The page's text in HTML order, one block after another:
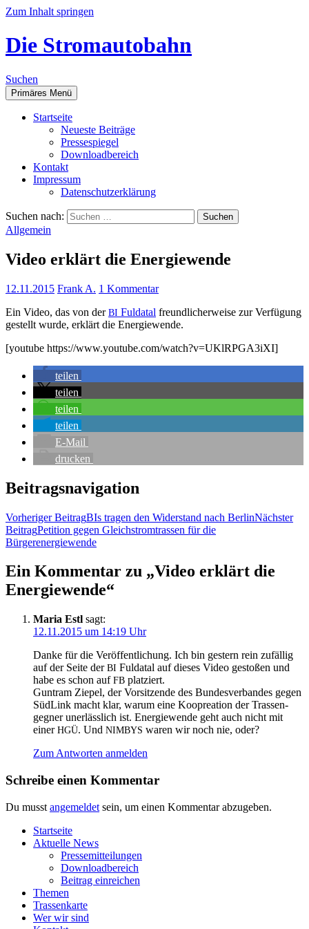
Zum Inhalt springen
Die Stromautobahn
Suchen
Primäres Menü
Start­sei­te
Neu­es­te Beiträge
Pres­se­spie­gel
Down­load­be­reich
Kon­takt
Impres­sum
Daten­schutz­er­klä­rung
Suchen nach:
Allgemein
Video erklärt die Energiewende
12.11.2015 Frank A. 1 Kommentar
Ein Video, das von derBI Ful­da­tal freund­li­cher­wei­se zur Ver­fü­gung
gestellt wur­de, erklärt die Energiewende.
[you­tube https://www.youtube.com/watch?v=UKlRPGA3iXI]
tei­len
tei­len
tei­len
tei­len
E‑Mail
dru­cken
Beitragsnavigation
Vorheriger BeitragBIs tra­gen den Wider­stand nach BerlinNächster
BeitragPeti­ti­on gegen Gleich­strom­tras­sen für die
Bürgerenergiewende
Ein Kommentar zu „Video erklärt die
Energiewende“
Maria Estl sagt:
12.11.2015 um 14:19 Uhr
Dan­ke für die Ver­öf­fent­li­chung. Ich bin ges­tern rein zufäl­lig
auf der Sei­te derBI Ful­da­tal auf die­ses Video gesto­ßen und
habe es schon aufFB platziert.
Gun­tram Zie­pel, der Vor­sit­zen­de des Bun­des­ver­ban­des gegen
Süd­Link macht klar, war­um eine Kooprea­ti­on der Tras­sen­
geg­ner uner­läss­lich ist. Ener­gie­wen­de geht auch nicht mit
einerHGÜ. Und NIMBYS waren wir noch nie, oder?
Zum Antworten anmelden
Schreibe einen Kommentar
Du musst angemeldet sein, um einen Kommentar abzugeben.
Start­sei­te
Aktu­el­le News
Pres­se­mit­tei­lun­gen
Down­load­be­reich
Bei­trag einreichen
The­men
Tras­sen­kar­te
Wer wir sind